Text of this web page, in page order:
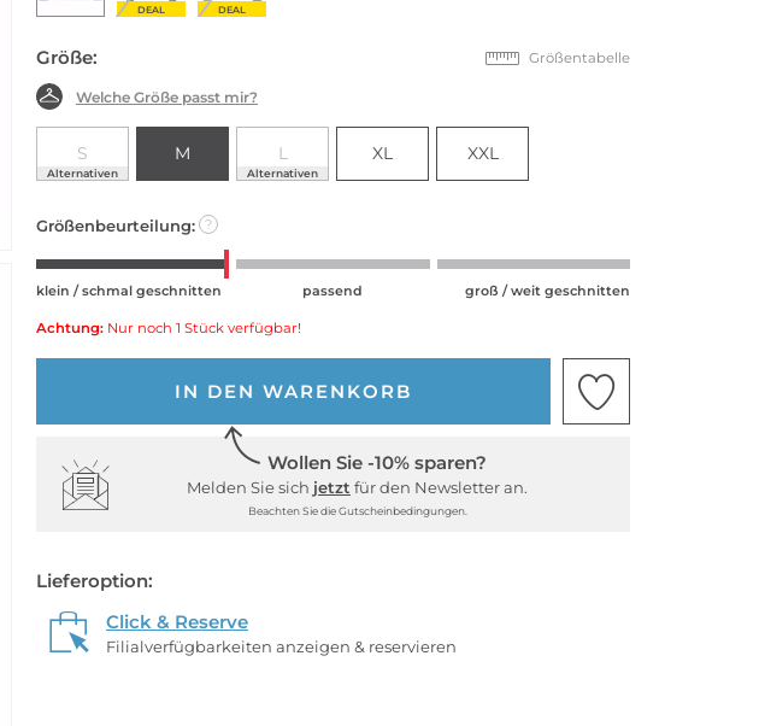
DEAL DEAL
Größe: Größentabelle
Welche Größe passt mir?
S
Alternativen
M L
Alternativen
XL XXL
Größenbeurteilung: ?
klein / schmal geschnitten passend groß / weit geschnitten
Achtung: Nur noch 1 Stück verfügbar!
IN DEN WARENKORB
Wollen Sie -10% sparen?
Melden Sie sich jetzt für den Newsletter an.
Beachten Sie die Gutscheinbedingungen.
Lieferoption:
Click & Reserve
Filialverfügbarkeiten anzeigen & reservieren